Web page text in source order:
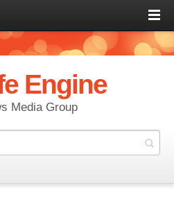
Engine
Media Group